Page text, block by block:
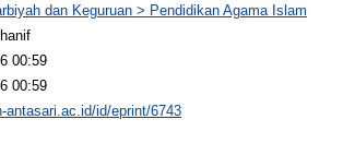
dan Keguruan > Pendidikan Agama Islam
00:59
00:59
antasari.ac.id/id/eprint/6743